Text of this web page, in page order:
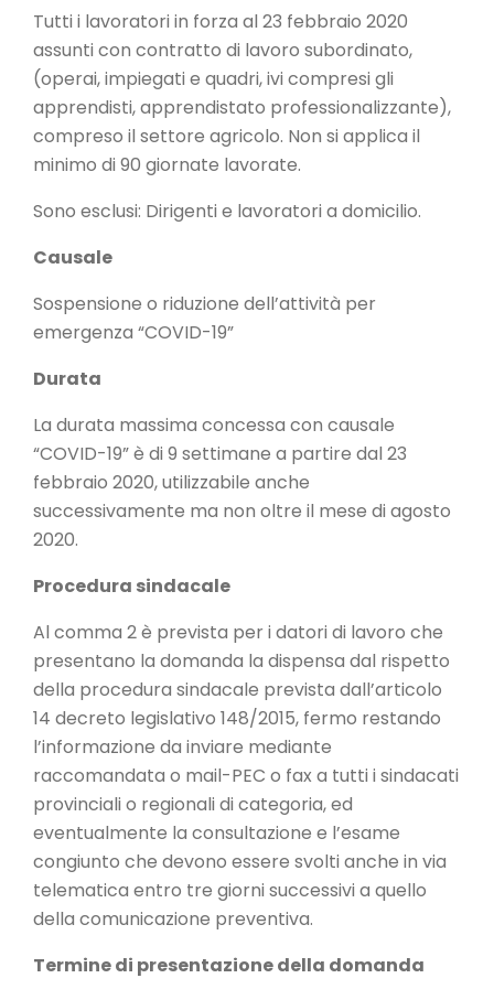
Tutti i lavoratori in forza al 23 febbraio 2020
assunti con contratto di lavoro subordinato,
(operai, impiegati e quadri, ivi compresi gli
apprendisti, apprendistato professionalizzante),
compreso il settore agricolo. Non si applica il
minimo di 90 giornate lavorate.
Sono esclusi: Dirigenti e lavoratori a domicilio.
Causale
Sospensione o riduzione dell’attività per
emergenza “COVID-19”
Durata
La durata massima concessa con causale
“COVID-19” è di 9 settimane a partire dal 23
febbraio 2020, utilizzabile anche
successivamente ma non oltre il mese di agosto
2020.
Procedura sindacale
Al comma 2 è prevista per i datori di lavoro che
presentano la domanda la dispensa dal rispetto
della procedura sindacale prevista dall’articolo
14 decreto legislativo 148/2015, fermo restando
l’informazione da inviare mediante
raccomandata o mail-PEC o fax a tutti i sindacati
provinciali o regionali di categoria, ed
eventualmente la consultazione e l’esame
congiunto che devono essere svolti anche in via
telematica entro tre giorni successivi a quello
della comunicazione preventiva.
Termine di presentazione della domanda